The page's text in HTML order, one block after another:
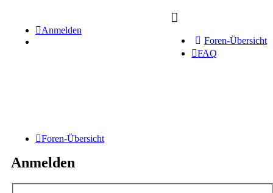
Foren-Übersicht
FAQ
Anmelden
Foren-Übersicht
Anmelden